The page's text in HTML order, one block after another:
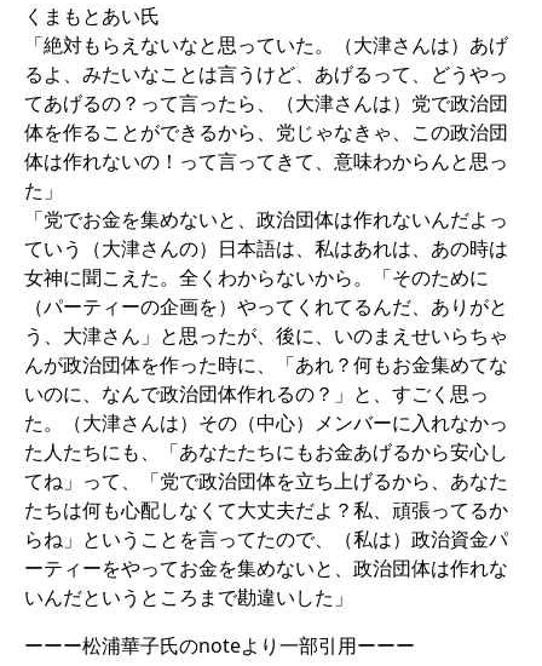
くまもとあい氏
「絶対もらえないなと思っていた。（大津さんは）あげ
るよ、みたいなことは言うけど、あげるって、どうやっ
てあげるの？って言ったら、（大津さんは）党で政治団
体を作ることができるから、党じゃなきゃ、この政治団
体は作れないの！って言ってきて、意味わからんと思っ
た」
「党でお金を集めないと、政治団体は作れないんだよっ
ていう（大津さんの）日本語は、私はあれは、あの時は
女神に聞こえた。全くわからないから。「そのために
（パーティーの企画を）やってくれてるんだ、ありがと
う、大津さん」と思ったが、後に、いのまえせいらちゃ
んが政治団体を作った時に、「あれ？何もお金集めてな
いのに、なんで政治団体作れるの？」と、すごく思っ
た。（大津さんは）その（中心）メンバーに入れなかっ
た人たちにも、「あなたたちにもお金あげるから安心し
てね」って、「党で政治団体を立ち上げるから、あなた
たちは何も心配しなくて大丈夫だよ？私、頑張ってるか
らね」ということを言ってたので、（私は）政治資金パ
ーティーをやってお金を集めないと、政治団体は作れな
いんだというところまで勘違いした」
ーーー松浦華子氏のnoteより一部引用ーーー